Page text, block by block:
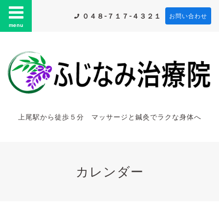
menu
０４８-７１７-４３２１ お問い合わせ
上尾駅から徒歩５分 マッサージと鍼灸でラクな身体へ
カレンダー